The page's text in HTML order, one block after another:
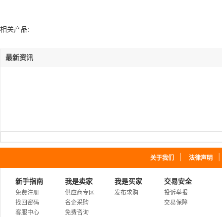
相关产品:
最新资讯
关于我们 法律声明
新手指南
免费注册
找回密码
客服中心
我是卖家
供应商专区
名企采购
免费咨询
我是买家
发布求购
交易安全
投诉举报
交易保障